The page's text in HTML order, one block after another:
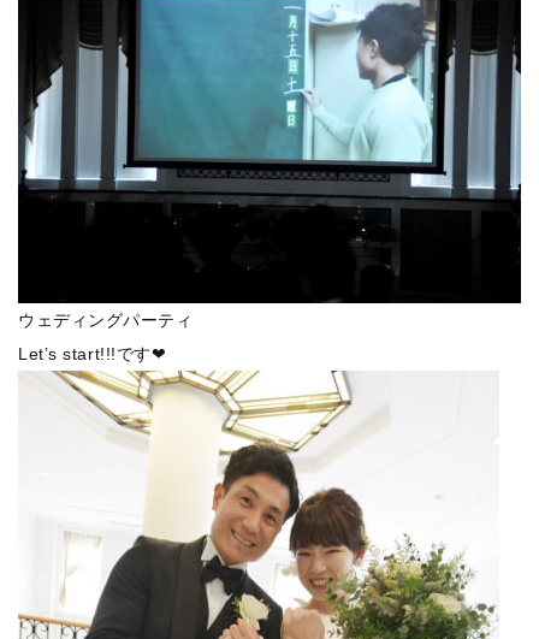
ウェディングパーティ
Let’s start!!!です❤